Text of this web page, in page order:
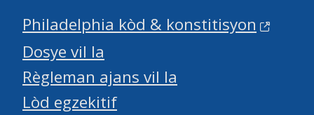
Philadelphia kòd & konstitisyon
Dosye vil la
Règleman ajans vil la
Lòd egzekitif